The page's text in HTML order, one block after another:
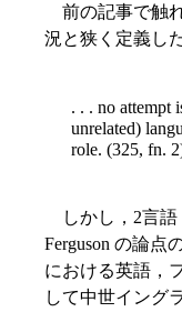
前の記事で触れ
況と狭く定義し
. . . no attempt
unrelated)
role. (325, fn.
しかし，2言語
Ferguson の論点
における英語，
して中世イング